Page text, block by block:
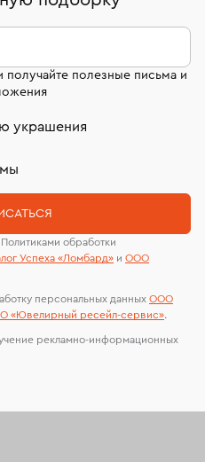
условия возврата
часов смотрите на
геммологических
полезные письма и
украшения
обработки
Успеха «Ломбард» и ООО
персональных данных ООО
«Ювелирный ресейл-сервиc».
рекламно-информационных